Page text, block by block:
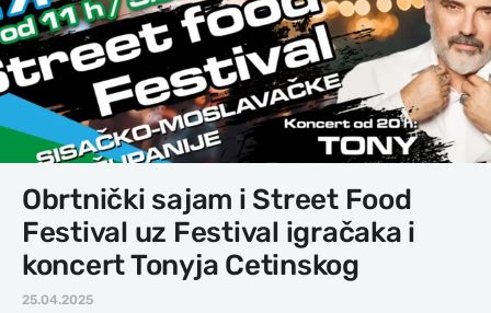
Obrtnički sajam i Street Food
Festival uz Festival igračaka i
koncert Tonyja Cetinskog
25.04.2025